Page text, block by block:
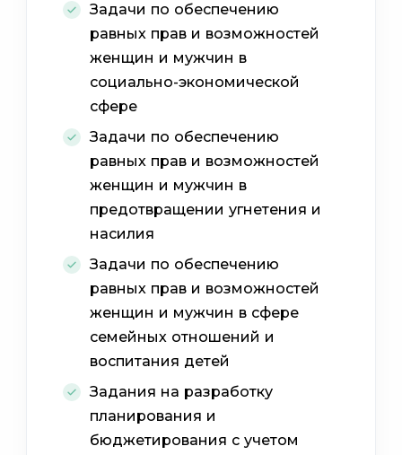
Задачи по обеспечению
равных прав и возможностей
женщин и мужчин в
социально-экономической
сфере
Задачи по обеспечению
равных прав и возможностей
женщин и мужчин в
предотвращении угнетения и
насилия
Задачи по обеспечению
равных прав и возможностей
женщин и мужчин в сфере
семейных отношений и
воспитания детей
Задания на разработку
планирования и
бюджетирования с учетом